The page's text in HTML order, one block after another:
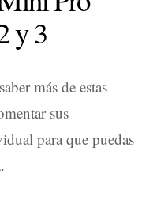
y 3
más de estas
sus
para que puedas